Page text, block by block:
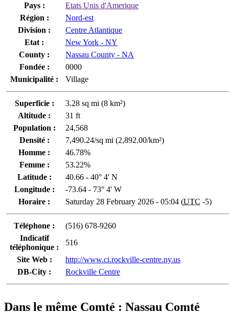
Pays :
Etats Unis d'Amerique
Région :
Nord-est
Division :
Centre Atlantique
Etat :
New York - NY
County :
Nassau County - NA
Fondée :
0000
Municipalité :
Village
Superficie :
3.28 sq mi (8 km²)
Altitude :
31 ft
Population :
24,568
Densité :
7,490.24/sq mi (2,892.00/km²)
Homme :
46.78%
Femme :
53.22%
Latitude :
40.66 - 40° 4' N
Longitude :
-73.64 - 73° 4' W
Horaire :
Saturday 28 February 2026 - 05:04 (UTC -5)
Téléphone :
(516) 678-9260
Indicatif
téléphonique :
516
Site Web :
http://www.ci.rockville-centre.ny.us
DB-City :
Rockville Centre
Dans le même Comté : Nassau Comté